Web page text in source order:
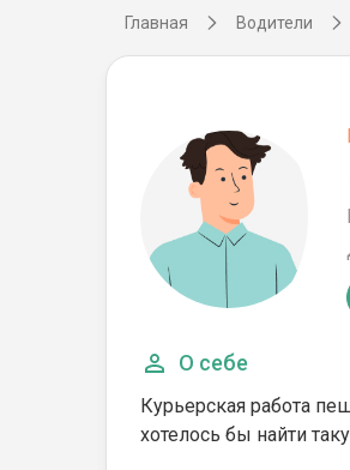
Главная Водители
О себе
Курьерская работа
хотелось бы найти